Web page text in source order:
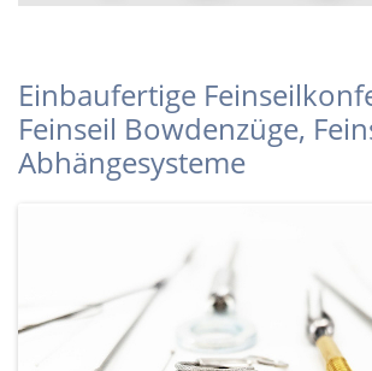
Einbaufertige
Feinseil Bowdenzüge,
Abhängesysteme